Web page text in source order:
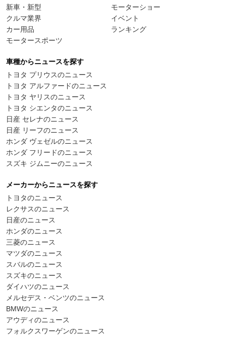
新車・新型
クルマ業界
カー用品
モータースポーツ
モーターショー
イベント
ランキング
車種からニュースを探す
トヨタ プリウスのニュース
トヨタ アルファードのニュース
トヨタ ヤリスのニュース
トヨタ シエンタのニュース
日産 セレナのニュース
日産 リーフのニュース
ホンダ ヴェゼルのニュース
ホンダ フリードのニュース
スズキ ジムニーのニュース
メーカーからニュースを探す
トヨタのニュース
レクサスのニュース
日産のニュース
ホンダのニュース
三菱のニュース
マツダのニュース
スバルのニュース
スズキのニュース
ダイハツのニュース
メルセデス・ベンツのニュース
BMWのニュース
アウディのニュース
フォルクスワーゲンのニュース